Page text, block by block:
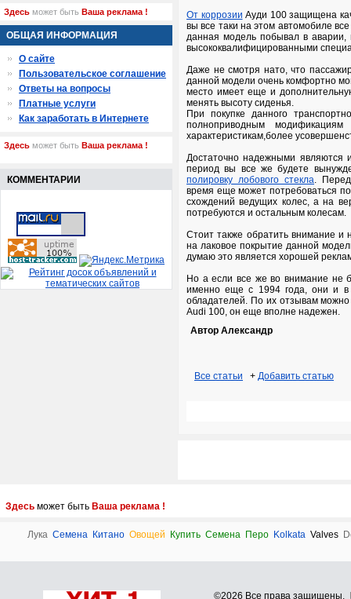
От коррозии Ауди 100 защищена
вы все таки на этом автомобиле
данная модель побывал в аварии,
высококвалифицированными
Даже не смотря нато, что
данной модели очень комфортно
место имеет еще и
менять высоту сиденья.
При покупке данного
полноприводным
характеристикам,более
Достаточно надежными являются
период вы все же будете
полировку лобового стекла.
время еще может потребоваться по
схождений ведущих колес, а на
потребуются и остальным колесам.
Стоит также обратить внимание
на лаковое покрытие данной
думаю это является хорошей
Но а если все же во внимание не
именно еще с 1994 года, они и в
обладателей. По их отзывам
Audi 100, он еще вполне надежен.
Автор Александр
Все статьи + Добавить статью
Здесь может быть Ваша реклама !
ОБЩАЯ ИНФОРМАЦИЯ
О сайте
Пользовательское соглашение
Ответы на вопросы
Платные услуги
Как заработать в Интернете
Здесь может быть Ваша реклама !
КОММЕНТАРИИ
Здесь может быть Ваша реклама !
Лука Семена Китано Овощей Купить Cемена Перо Kolkata Valves
©2026 Все права защищены.